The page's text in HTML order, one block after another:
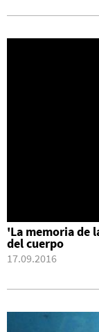
'La memoria de
del cuerpo
17.09.2016